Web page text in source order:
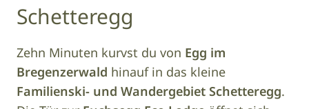
Schetteregg
Zehn Minuten kurvst du von Egg im
Bregenzerwald hinauf in das kleine
Familienski- und Wandergebiet Schetteregg.